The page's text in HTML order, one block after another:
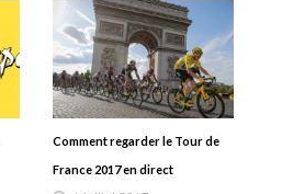
Comment regarder le Tour de
France 2017 en direct